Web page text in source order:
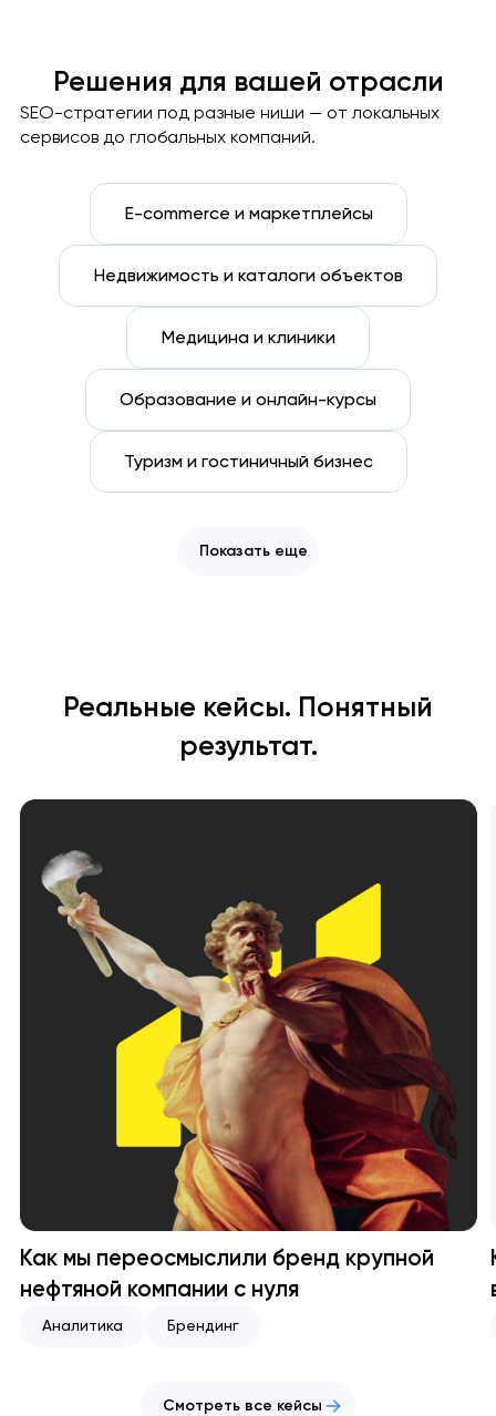
Решения для вашей отрасли
SEO-стратегии под разные ниши — от локальных
сервисов до глобальных компаний.
E-commerce и маркетплейсы
Недвижимость и каталоги объектов
Медицина и клиники
Образование и онлайн-курсы
Туризм и гостиничный бизнес
Показать еще
Реальные кейсы. Понятный
результат.
Как мы переосмыслили бренд крупной
нефтяной компании с нуля
Аналитика Брендинг
Смотреть все кейсы